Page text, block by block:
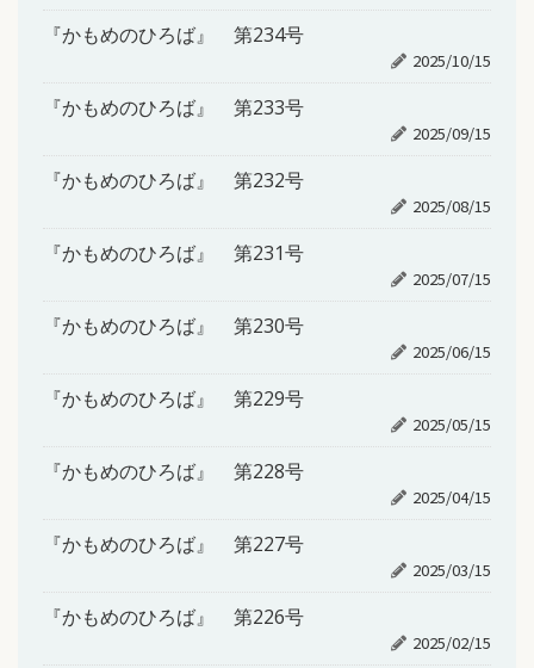
『かもめのひろば』 第234号
2025/10/15
『かもめのひろば』 第233号
2025/09/15
『かもめのひろば』 第232号
2025/08/15
『かもめのひろば』 第231号
2025/07/15
『かもめのひろば』 第230号
2025/06/15
『かもめのひろば』 第229号
2025/05/15
『かもめのひろば』 第228号
2025/04/15
『かもめのひろば』 第227号
2025/03/15
『かもめのひろば』 第226号
2025/02/15